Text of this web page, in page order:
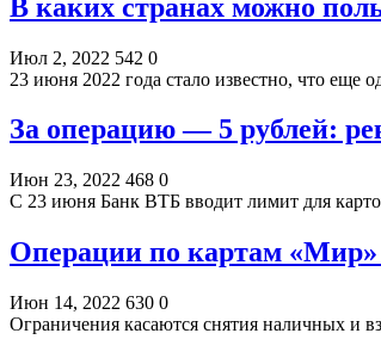
В каких странах можно
Июл 2, 2022 542 0
23 июня 2022 года стало известно, что еще
За операцию — 5 рублей:
Июн 23, 2022 468 0
С 23 июня Банк ВТБ вводит лимит для
Операции по картам «Мир»
Июн 14, 2022 630 0
Ограничения касаются снятия наличных и